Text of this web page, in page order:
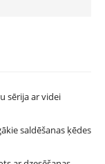
sērija ar videi
saldēšanas ķēdes